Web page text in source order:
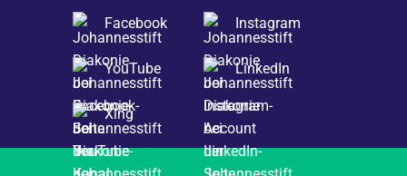
Facebook Instagram
YouTube LinkedIn
Xing